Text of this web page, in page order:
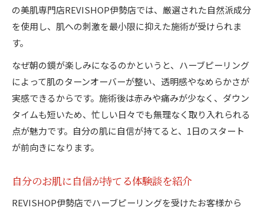
素肌が輝くためのケアポイントを紹介
ハーブピーリングでくすみをケアする方法
透明感あふれる肌へ導く施術工程の流れ
敏感肌も安心できる自然派ハーブピーリング
敏感肌でも安心なハーブピーリングの魅力
自然派成分でお肌への負担を最小限に
REVISHOP伊勢店の丁寧なカウンセリングとは
肌トラブルに悩む方におすすめの理由
くすみとサヨナラ、美肌を叶える施術の流れ
の美肌専門店REVISHOP伊勢店では、厳選された自然派成分
を使用し、肌への刺激を最小限に抑えた施術が受けられま
す。
なぜ朝の鏡が楽しみになるのかというと、ハーブピーリング
によって肌のターンオーバーが整い、透明感やなめらかさが
実感できるからです。施術後は赤みや痛みが少なく、ダウン
タイムも短いため、忙しい日々でも無理なく取り入れられる
点が魅力です。自分の肌に自信が持てると、1日のスタート
が前向きになります。
自分のお肌に自信が持てる体験談を紹介
REVISHOP伊勢店でハーブピーリングを受けたお客様から